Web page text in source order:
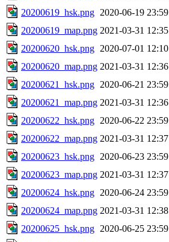
20200619_hsk.png 2020-06-19 23:59
20200619_map.png 2021-03-31 12:35
20200620_hsk.png 2020-07-01 12:10
20200620_map.png 2021-03-31 12:36
20200621_hsk.png 2020-06-21 23:59
20200621_map.png 2021-03-31 12:36
20200622_hsk.png 2020-06-22 23:59
20200622_map.png 2021-03-31 12:37
20200623_hsk.png 2020-06-23 23:59
20200623_map.png 2021-03-31 12:37
20200624_hsk.png 2020-06-24 23:59
20200624_map.png 2021-03-31 12:38
20200625_hsk.png 2020-06-25 23:59